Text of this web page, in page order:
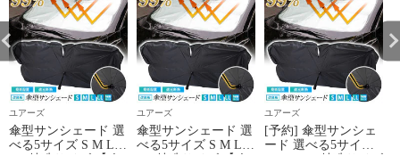
ユアーズ
傘型サンシェード 選
べる5サイズ S M L
ユアーズ
傘型サンシェード 選
べる5サイズ S M L
ユアーズ
[予約] 傘型サンシェ
ード 選べる5サイズ